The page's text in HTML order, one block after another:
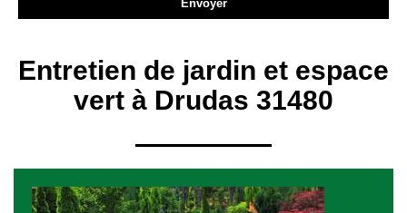
Entretien de jardin et espace
vert à Drudas 31480